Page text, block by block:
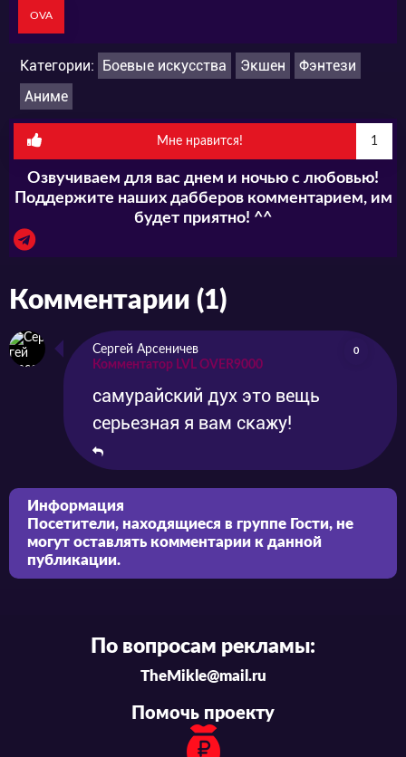
OVA
Категории: Боевые искусства Экшен
Фэнтези
Аниме
Мне нравится! 1
Озвучиваем для вас днем и ночью с любовью!
Поддержите наших дабберов комментарием, им
будет приятно! ^^
Комментарии (1)
Сергей Арсеничев
Комментатор LVL OVER9000
0
самурайский дух это вещь
серьезная я вам скажу!
Информация
Посетители, находящиеся в группе Гости, не
могут оставлять комментарии к данной
публикации.
По вопросам рекламы:
TheMikle@mail.ru
Помочь проекту